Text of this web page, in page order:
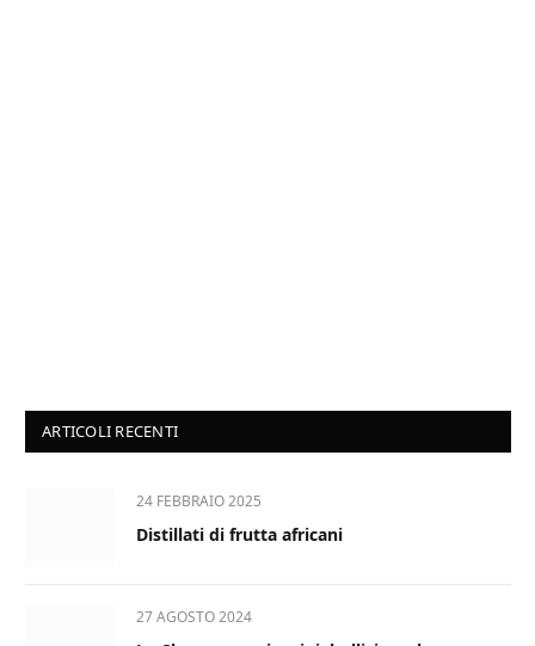
ARTICOLI RECENTI
24 FEBBRAIO 2025
Distillati di frutta africani
27 AGOSTO 2024